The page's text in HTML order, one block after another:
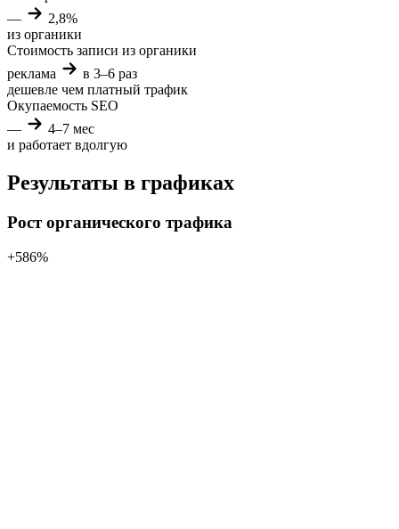
—
2,8%
из органики
Стоимость записи из органики
реклама
в 3–6 раз
дешевле чем платный трафик
Окупаемость SEO
—
4–7 мес
и работает вдолгую
Результаты в графиках
Рост органического трафика
+586%